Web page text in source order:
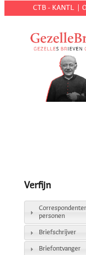
CTB - KANTL
Verfijn
personen
Briefschrijver
Briefontvanger